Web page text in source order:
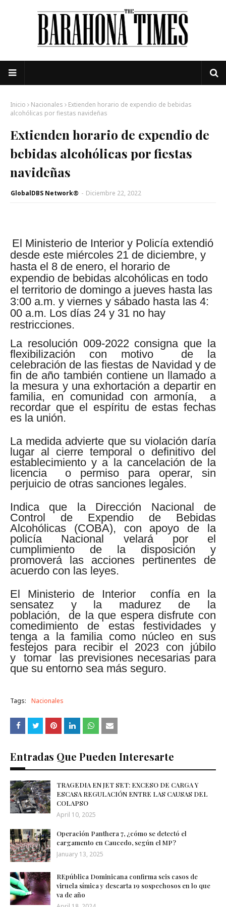
Inicio Nacionales
Extienden horario de expendio de bebidas
alcohólicas por fiestas navideñas
Extienden horario de expendio de
bebidas alcohólicas por fiestas
navideñas
GlobalDBS Network® - Diciembre 22, 2022
El Ministerio de Interior y Policía extendió
desde este miércoles 21 de diciembre, y
hasta el 8 de enero, el horario de
expendio de bebidas alcohólicas en todo
el territorio de domingo a jueves hasta las
3:00 a.m. y viernes y sábado hasta las 4:
00 a.m. Los días 24 y 31 no hay
restricciones.
La resolución 009-2022 consigna que la
flexibilización con motivo
de la
celebración de las fiestas de Navidad y de
fin de año también contiene un llamado a
la mesura y una exhortación a departir en
familia, en comunidad con armonía,
a
recordar que el espíritu de estas fechas
es la unión.
La medida advierte que su violación daría
lugar al cierre temporal o definitivo del
establecimiento y a la cancelación de la
licencia
o permiso para operar, sin
perjuicio de otras sanciones legales.
Indica que la Dirección Nacional de
Control de Expendio de Bebidas
Alcohólicas (COBA), con apoyo de la
policía Nacional velará por el
cumplimiento de la disposición y
promoverá las acciones pertinentes de
acuerdo con las leyes.
El Ministerio de Interior
confía en la
sensatez y la madurez de la
población,
de la que espera disfrute con
comedimiento de estas festividades y
tenga a la familia como núcleo en sus
festejos para recibir el 2023 con júbilo
y
tomar las previsiones necesarias para
que su entorno sea más seguro.
Tags: Nacionales
Entradas Que Pueden Interesarte
TRAGEDIA EN JET SET: EXCESO DE CARGA Y
ESCASA REGULACIÓN ENTRE LAS CAUSAS DEL
COLAPSO
April 10, 2025
Operación Panthera 7, ¿cómo se detectó el
cargamento en Caucedo, según el MP?
January 13, 2025
REpública Dominicana confirma seis casos de
viruela símica y descarta 19 sospechosos en lo que
va de año